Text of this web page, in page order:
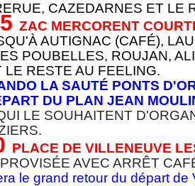
CAZEDARNES ET LE
ZAC MERCORENT
AUTIGNAC (CAFÉ),
POUBELLES, ROUJAN,
LE RESTE AU FEELING.
LA SAUTÉ PONTS
DU PLAN JEAN
LE SOUHAITENT
PLACE DE VILLENEUVE
AVEC ARRÊT
le grand retour du départ de